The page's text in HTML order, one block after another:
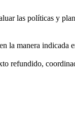
las políticas y
la manera indicada
refundido,